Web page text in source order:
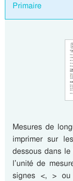
Primaire
Mesures de
imprimer sur
dessous dans le
l’unité de
signes <, > ou